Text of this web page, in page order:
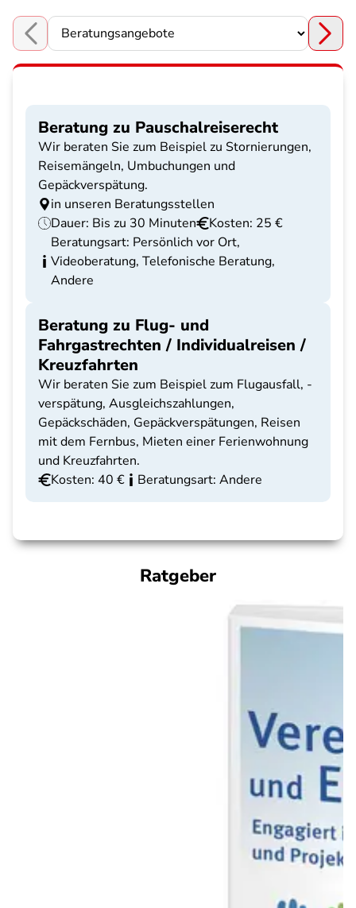
Choose a section
Beratung zu Pauschalreiserecht
Wir beraten Sie zum Beispiel zu Stornierungen,
Reisemängeln, Umbuchungen und
Gepäckverspätung.
in unseren Beratungsstellen
Dauer: Bis zu 30 Minuten
Kosten: 25 €
Beratungsart: Persönlich vor Ort,
Videoberatung, Telefonische Beratung,
Andere
Beratung zu Flug- und
Fahrgastrechten / Individualreisen /
Kreuzfahrten
Wir beraten Sie zum Beispiel zum Flugausfall, -
verspätung, Ausgleichszahlungen,
Gepäckschäden, Gepäckverspätungen, Reisen
mit dem Fernbus, Mieten einer Ferienwohnung
und Kreuzfahrten.
Kosten: 40 €
Beratungsart: Andere
Ratgeber